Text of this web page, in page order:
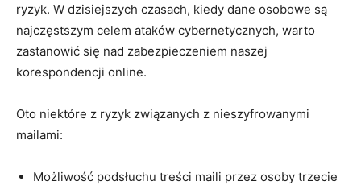
ryzyk. W dzisiejszych czasach, kiedy dane osobowe są
najczęstszym celem ataków cybernetycznych, warto
zastanowić się nad zabezpieczeniem naszej
korespondencji online.
Oto niektóre z ryzyk związanych z nieszyfrowanymi
mailami:
Możliwość podsłuchu treści maili przez osoby trzecie